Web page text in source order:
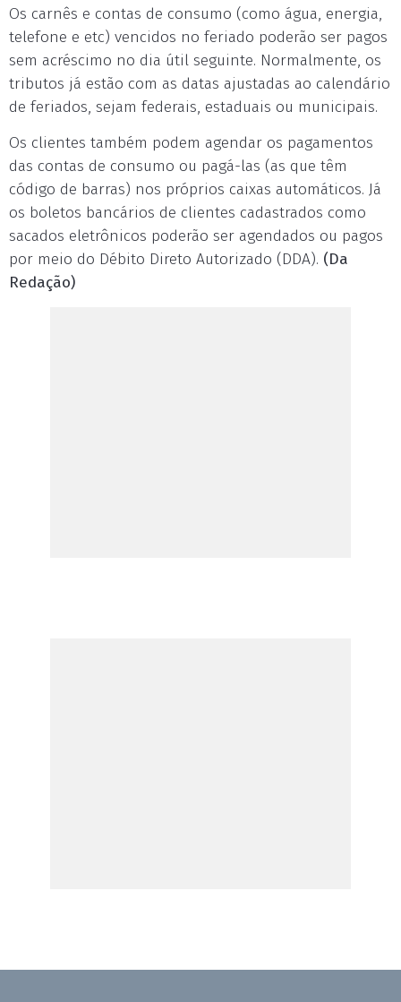
Os carnês e contas de consumo (como água, energia,
telefone e etc) vencidos no feriado poderão ser pagos
sem acréscimo no dia útil seguinte. Normalmente, os
tributos já estão com as datas ajustadas ao calendário
de feriados, sejam federais, estaduais ou municipais.
Os clientes também podem agendar os pagamentos
das contas de consumo ou pagá-las (as que têm
código de barras) nos próprios caixas automáticos. Já
os boletos bancários de clientes cadastrados como
sacados eletrônicos poderão ser agendados ou pagos
por meio do Débito Direto Autorizado (DDA). (Da
Redação)